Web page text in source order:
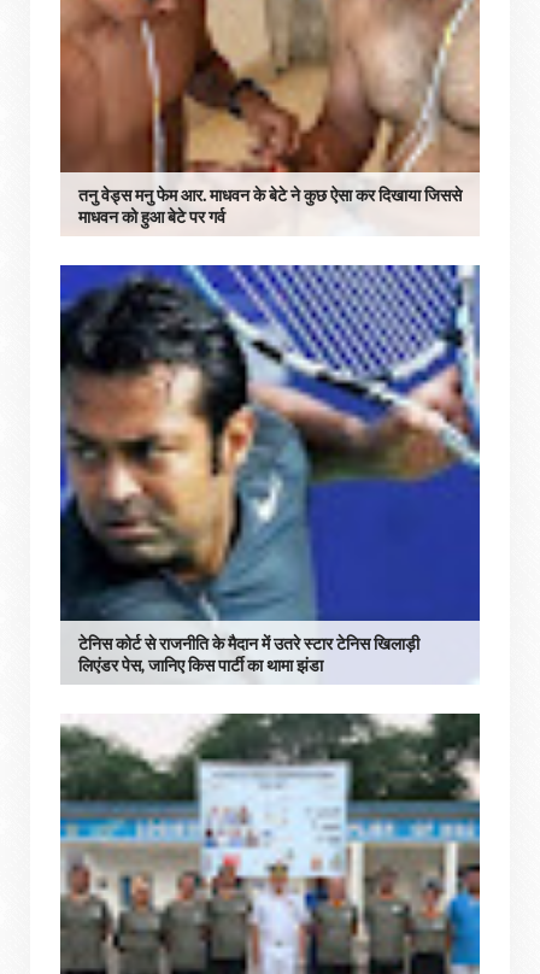
तनु वेड्स मनु फेम आर. माधवन के बेटे ने कुछ ऐसा कर दिखाया जिससे
माधवन को हुआ बेटे पर गर्व
टेनिस कोर्ट से राजनीति के मैदान में उतरे स्टार टेनिस खिलाड़ी
लिएंडर पेस, जानिए किस पार्टी का थामा झंडा